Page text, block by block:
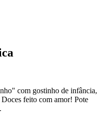
com gostinho de infância,
feito com amor! Pote